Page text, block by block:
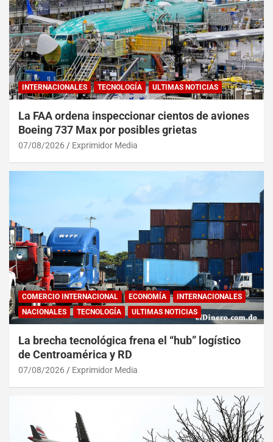
INTERNACIONALES TECNOLOGÍA ULTIMAS NOTICIAS
La FAA ordena inspeccionar cientos de aviones
Boeing 737 Max por posibles grietas
07/08/2026 Exprimidor Media
COMERCIO INTERNACIONAL ECONOMÍA
INTERNACIONALES
NACIONALES
TECNOLOGÍA ULTIMAS NOTICIAS
La brecha tecnológica frena el “hub” logístico
de Centroamérica y RD
07/08/2026 Exprimidor Media